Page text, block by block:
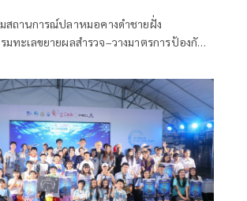
สถานการณ์ปลาหมอคางดำชายฝั่ง
มทะเลขยายผลสำรวจ–วางมาตรการป้องกัน